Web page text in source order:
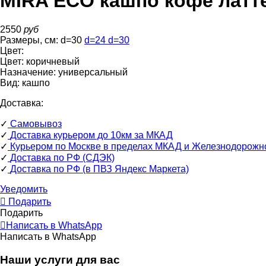
2550 руб
Размеры, см: d=30 d=24 d=30
Цвет:
Цвет: коричневый
Назначение: универсальный
Вид: кашпо
Доставка:
✓ Самовывоз
✓ Доставка курьером до 10км за МКАД
✓ Курьером по Москве в пределах МКАД и
✓ Доставка по РФ (СДЭК)
✓ Доставка по РФ (в ПВЗ Яндекс Маркета)
Уведомить
Подарить
Подарить
Написать в WhatsApp
Написать в WhatsApp
Наши услуги для вас